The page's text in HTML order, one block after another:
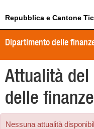
Repubblica e Cantone
Dipartimento delle
Attualità
delle
Nessuna attualità